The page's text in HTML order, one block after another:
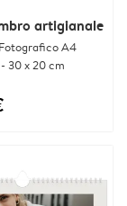
artigianale
A4
30 x 20 cm